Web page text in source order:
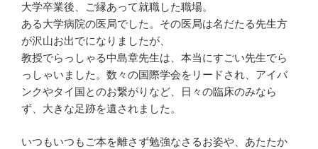
大学卒業後、ご縁あって就職した職場。
ある大学病院の医局でした。その医局は名だたる先生方
が沢山お出でになりましたが、
教授でらっしゃる中島章先生は、本当にすごい先生でら
っしゃいました。数々の国際学会をリードされ、アイバ
ンクやタイ国とのお繋がりなど、日々の臨床のみなら
ず、大きな足跡を遺されました。
いつもいつもご本を離さず勉強なさるお姿や、あたたか